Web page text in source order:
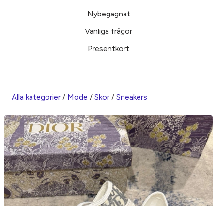
Nybegagnat
Vanliga frågor
Presentkort
Alla kategorier / Mode / Skor / Sneakers